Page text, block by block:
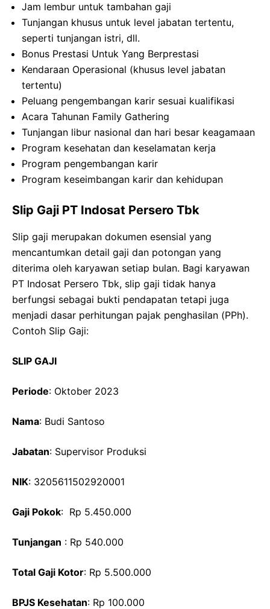
Jam lembur untuk tambahan gaji
Tunjangan khusus untuk level jabatan tertentu,
seperti tunjangan istri, dll.
Bonus Prestasi Untuk Yang Berprestasi
Kendaraan Operasional (khusus level jabatan
tertentu)
Peluang pengembangan karir sesuai kualifikasi
Acara Tahunan Family Gathering
Tunjangan libur nasional dan hari besar keagamaan
Program kesehatan dan keselamatan kerja
Program pengembangan karir
Program keseimbangan karir dan kehidupan
Slip Gaji PT Indosat Persero Tbk
Slip gaji merupakan dokumen esensial yang
mencantumkan detail gaji dan potongan yang
diterima oleh karyawan setiap bulan. Bagi karyawan
PT Indosat Persero Tbk, slip gaji tidak hanya
berfungsi sebagai bukti pendapatan tetapi juga
menjadi dasar perhitungan pajak penghasilan (PPh).
Contoh Slip Gaji:
SLIP GAJI
Periode: Oktober 2023
Nama: Budi Santoso
Jabatan: Supervisor Produksi
NIK: 3205611502920001
Gaji Pokok: Rp 5.450.000
Tunjangan : Rp 540.000
Total Gaji Kotor: Rp 5.500.000
BPJS Kesehatan: Rp 100.000